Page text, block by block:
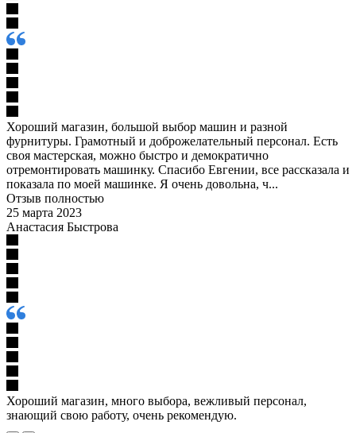
Хороший магазин, большой выбор машин и разной
фурнитуры. Грамотный и доброжелательный персонал. Есть
своя мастерская, можно быстро и демократично
отремонтировать машинку. Спасибо Евгении, все рассказала и
показала по моей машинке. Я очень довольна, ч...
Отзыв полностью
25 марта 2023
Анастасия Быстрова
Хороший магазин, много выбора, вежливый персонал,
знающий свою работу, очень рекомендую.